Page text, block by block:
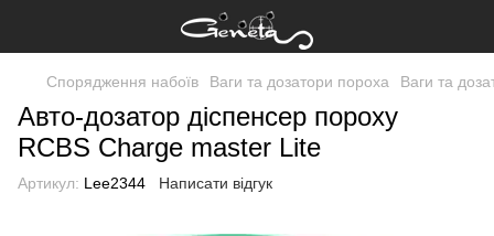
Спорядження набоїв Ваги та дозатори пороха Ваги та
Авто-дозатор діспенсер пороху
RCBS Charge master Lite
Артикул: Lee2344 Написати відгук